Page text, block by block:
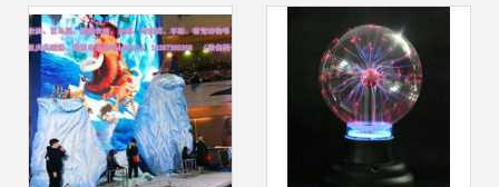
极致交融 租赁一站式服务解
析